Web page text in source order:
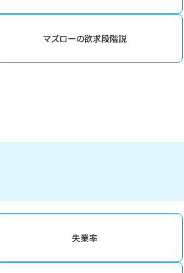
マズローの欲求段階説
失業率